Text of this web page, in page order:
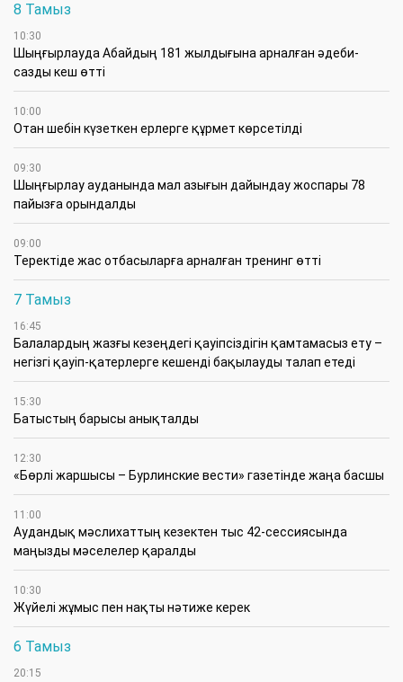
8 Тамыз
10:30
Шыңғырлауда Абайдың 181 жылдығына арналған әдеби-
сазды кеш өтті
10:00
Отан шебін күзеткен ерлерге құрмет көрсетілді
09:30
​Шыңғырлау ауданында мал азығын дайындау жоспары 78
пайызға орындалды
09:00
​Теректіде жас отбасыларға арналған тренинг өтті
7 Тамыз
16:45
Балалардың жазғы кезеңдегі қауіпсіздігін қамтамасыз ету –
негізгі қауіп-қатерлерге кешенді бақылауды талап етеді
15:30
Батыстың барысы анықталды
12:30
«Бөрлі жаршысы – Бурлинские вести» газетінде жаңа басшы
11:00
Аудандық мәслихаттың кезектен тыс 42-сессиясында
маңызды мәселелер қаралды
10:30
Жүйелі жұмыс пен нақты нәтиже керек
6 Тамыз
20:15